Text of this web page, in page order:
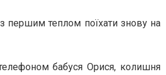
першим теплом поїхати знову на
бабуся Орися, колишня